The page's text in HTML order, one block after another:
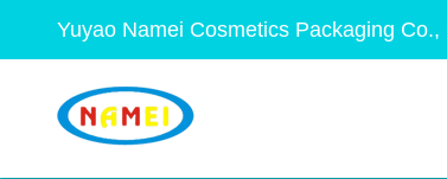
Yuyao Namei Cosmetics Packaging Co.,